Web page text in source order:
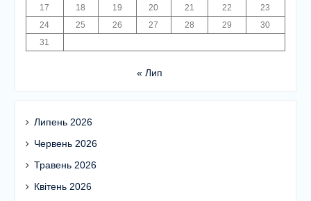
17 18 19 20 21 22
23
24
25 26 27 28 29
30
31
« Лип
Липень 2026
Червень 2026
Травень 2026
Квітень 2026